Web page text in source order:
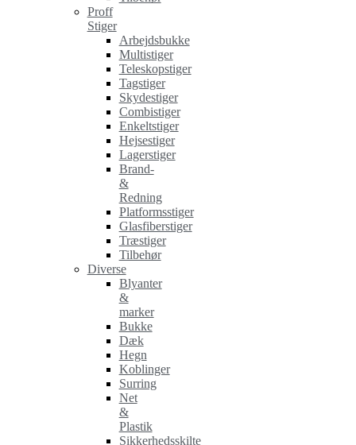
Proff
Stiger
Arbejdsbukke
Multistiger
Teleskopstiger
Tagstiger
Skydestiger
Combistiger
Enkeltstiger
Hejsestiger
Lagerstiger
Brand-
&
Redning
Platformsstiger
Glasfiberstiger
Træstiger
Tilbehør
Diverse
Blyanter
&
marker
Bukke
Dæk
Hegn
Koblinger
Surring
Net
&
Plastik
Sikkerhedsskilte